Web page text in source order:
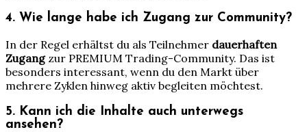
4. Wie lange habe ich Zugang zur Community?
In der Regel erhältst du als Teilnehmer dauerhaften
Zugangzur PREMIUM Trading-Community. Das ist
besonders interessant, wenn du den Markt über
mehrere Zyklen hinweg aktiv begleiten möchtest.
5. Kann ich die Inhalte auch unterwegs
ansehen?